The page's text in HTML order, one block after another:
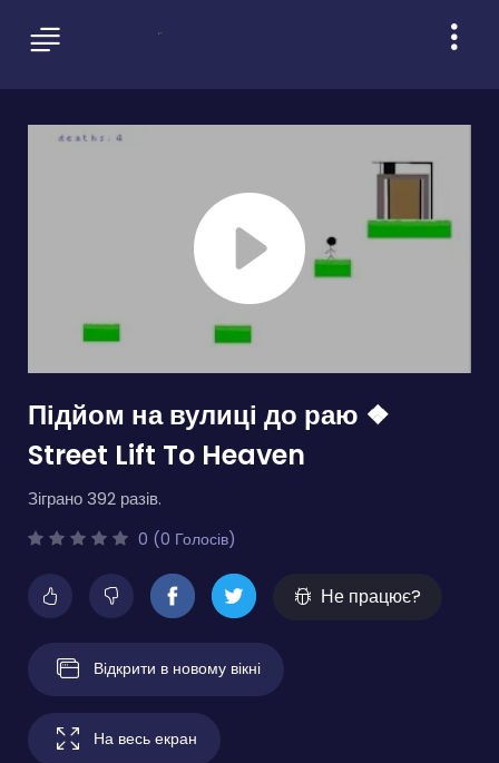
Підйом на вулиці до раю ❖
Street Lift To Heaven
Зіграно 392 разів.
0 (0 Голосів)
Не працює?
Відкрити в новому вікні
На весь екран